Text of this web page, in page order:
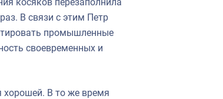
В связи с этим Петр
промышленные
своевременных и
хорошей. В то же время